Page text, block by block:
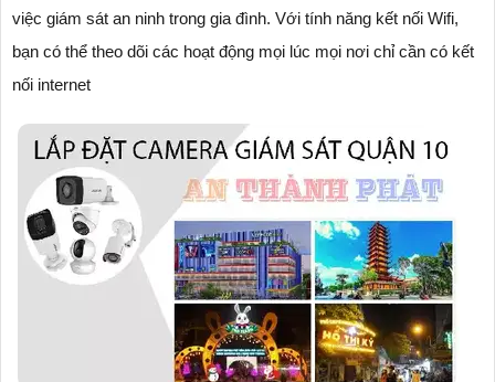
việc giám sát an ninh trong gia đình. Với tính năng kết nối Wifi,
bạn có thể theo dõi các hoạt động mọi lúc mọi nơi chỉ cần có kết
nối internet